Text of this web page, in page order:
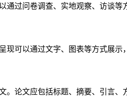
过问卷调查、实地观察、访谈等
可以通过文字、图表等方式展示
论文应包括标题、摘要、引言、